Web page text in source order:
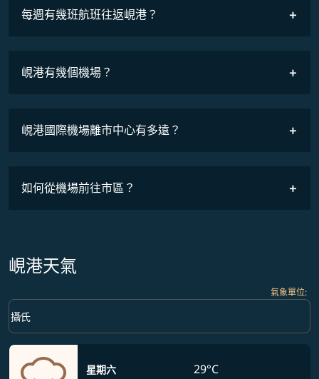
COSMILE會員
每週有幾班航班往返峴港？
峴港有幾個機場？
峴港國際機場離市中心有多遠？
如何從機場前往市區？
峴港天氣
氣象單位:
Weather unit option 攝氏 Selected
攝氏
keyboard_arrow_down
星期六
29°C